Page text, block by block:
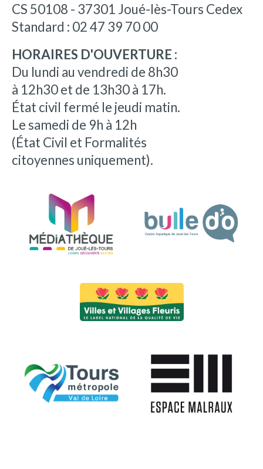
CS 50108 - 37301 Joué-lès-Tours Cedex
Standard : 02 47 39 70 00
HORAIRES D'OUVERTURE :
Du lundi au vendredi de 8h30
à 12h30 et de 13h30 à 17h.
État civil fermé le jeudi matin.
Le samedi de 9h à 12h
(État Civil et Formalités
citoyennes uniquement).